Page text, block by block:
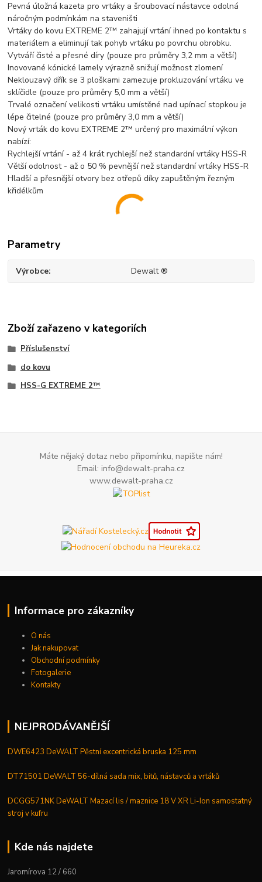
Pevná úložná kazeta pro vrtáky a šroubovací nástavce odolná
náročným podmínkám na staveništi
Vrtáky do kovu EXTREME 2™ zahajují vrtání ihned po kontaktu s
materiálem a eliminují tak pohyb vrtáku po povrchu obrobku.
Vytváří čisté a přesné díry (pouze pro průměry 3,2 mm a větší)
Inovované kónické lamely výrazně snižují možnost zlomení
Neklouzavý dřík se 3 ploškami zamezuje prokluzování vrtáku ve
sklíčidle (pouze pro průměry 5,0 mm a větší)
Trvalé označení velikosti vrtáku umístěné nad upínací stopkou je
lépe čitelné (pouze pro průměry 3,0 mm a větší)
Nový vrták do kovu EXTREME 2™ určený pro maximální výkon
nabízí:
Rychlejší vrtání - až 4 krát rychlejší než standardní vrtáky HSS-R
Větší odolnost - až o 50 % pevnější než standardní vrtáky HSS-R
Hladší a přesnější otvory bez otřepů díky zapuštěným řezným
křidélkům
Parametry
Výrobce Dewalt ®
Zboží zařazeno v kategoriích
Příslušenství
do kovu
HSS-G EXTREME 2™
Máte nějaký dotaz nebo připomínku, napište nám!
Email: info@dewalt-praha.cz
www.dewalt-praha.cz
Informace pro zákazníky
O nás
Jak nakupovat
Obchodní podmínky
Fotogalerie
Kontakty
NEJPRODÁVANĚJŠÍ
DWE6423 DeWALT Pěstní excentrická bruska 125 mm
DT71501 DeWALT 56-dílná sada mix, bitů, nástavců a vrtáků
DCGG571NK DeWALT Mazací lis / maznice 18 V XR Li-Ion samostatný
stroj v kufru
Kde nás najdete
Jaromírova 12 / 660